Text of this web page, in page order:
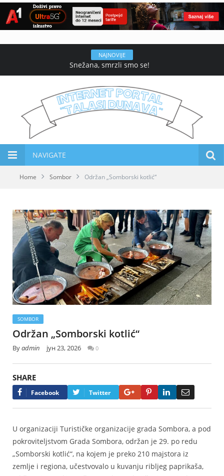
NAJNOVIJE
Snežana, smrzli smo se!
NAVIGATE
Home Sombor Održan „Somborski kotlić“
SOMBOR
Održan „Somborski kotlić“
Byadmin јун 23, 2026 0
SHARE
Facebook Twitter Google+PinterestLinkedIn
U organizaciji Turističke organizacije grada Sombora, a pod
pokroviteljstvom Grada Sombora, održan je 29. po redu
„Somborski kotlić“, na kojem je preko 210 majstora iz
zemlje i regiona, učestvovalo u kuvanju ribljeg paprikaša,